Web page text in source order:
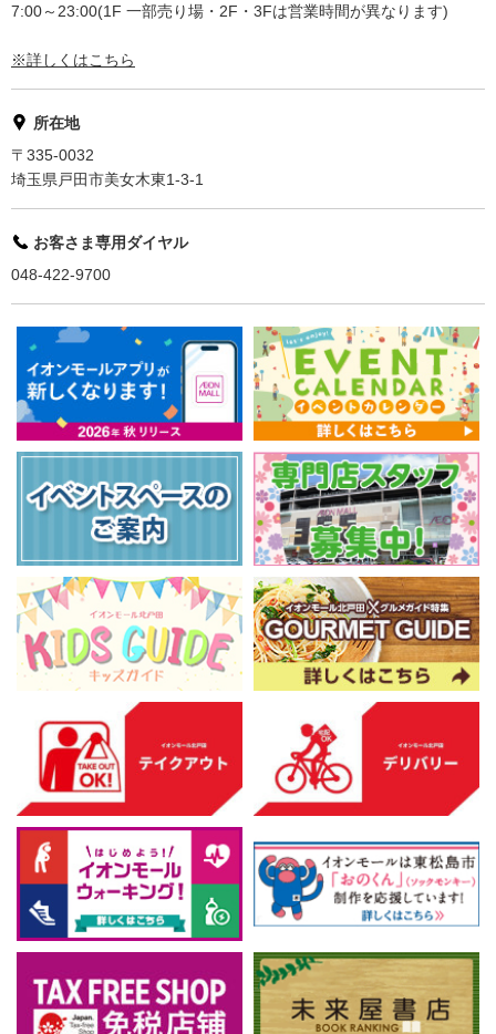
7:00～23:00(1F 一部売り場・2F・3Fは営業時間が異なります)
※詳しくはこちら
所在地
〒335-0032
埼玉県戸田市美女木東1-3-1
お客さま専用ダイヤル
048-422-9700